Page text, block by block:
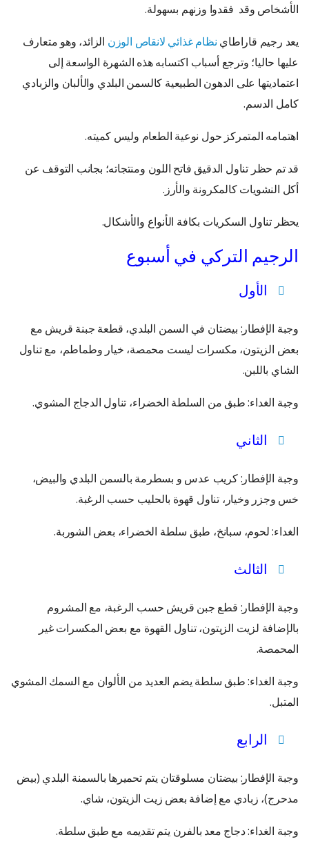
الأشخاص وقد فقدوا وزنهم بسهولة.
يعد رجيم قاراطاي نظام غذائي لانقاص الوزن الزائد، وهو متعارف
عليها حاليا؛ وترجع أسباب اكتسابه هذه الشهرة الواسعة إلى
اعتماديتها على الدهون الطبيعية كالسمن البلدي والألبان والزبادي
كامل الدسم.
اهتمامه المتمركز حول نوعية الطعام وليس كميته.
قد تم حظر تناول الدقيق فاتح اللون ومنتجاته؛ بجانب التوقف عن
أكل النشويات كالمكرونة والأرز.
يحظر تناول السكريات بكافة الأنواع والأشكال.
الرجيم التركي في أسبوع
الأول
وجبة الإفطار: بيضتان في السمن البلدي، قطعة جبنة قريش مع
بعض الزيتون، مكسرات ليست محمصة، خيار وطماطم، مع تناول
الشاي باللبن.
وجبة الغداء: طبق من السلطة الخضراء، تناول الدجاج المشوي.
الثاني
وجبة الإفطار: كريب عدس و بسطرمة بالسمن البلدي والبيض،
خس وجزر وخيار، تناول قهوة بالحليب حسب الرغبة.
الغداء: لحوم، سبانخ، طبق سلطة الخضراء، بعض الشوربة.
الثالث
وجبة الإفطار: قطع جبن قريش حسب الرغبة، مع المشروم
بالإضافة لزيت الزيتون، تناول القهوة مع بعض المكسرات غير
المحمصة.
وجبة الغداء: طبق سلطة يضم العديد من الألوان مع السمك المشوي
المتبل.
الرابع
وجبة الإفطار: بيضتان مسلوقتان يتم تحميرها بالسمنة البلدي (بيض
مدحرج)، زبادي مع إضافة بعض زيت الزيتون، شاي.
وجبة الغداء: دجاج معد بالفرن يتم تقديمه مع طبق سلطة.